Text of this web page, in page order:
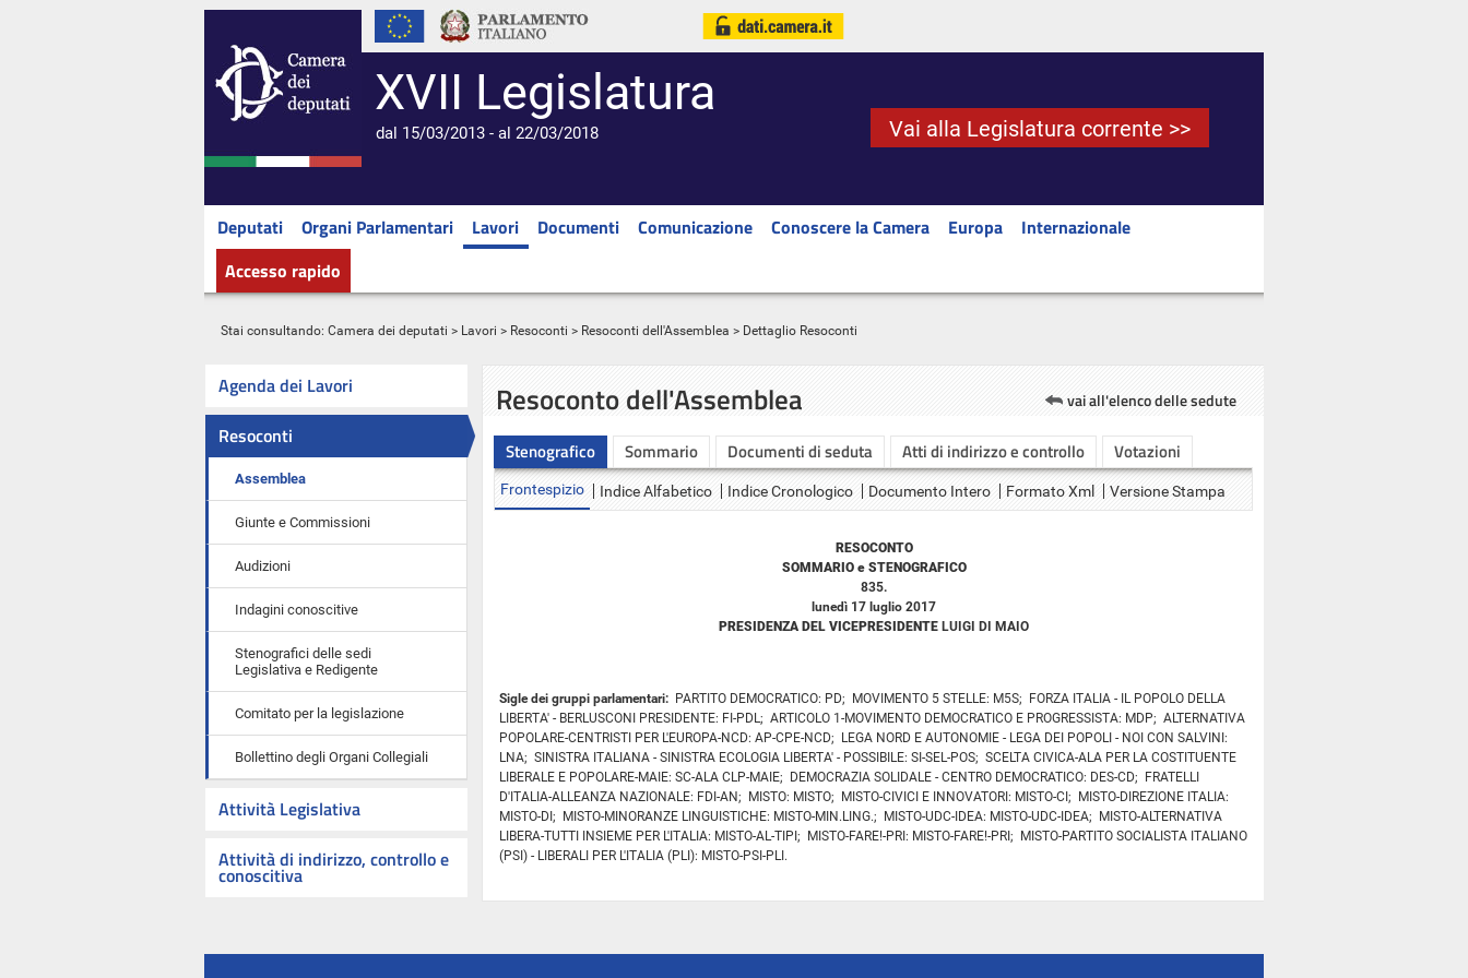
XVII Legislatura
dal 15/03/2013 - al 22/03/2018 Vai alla Legislatura corrente >>
Deputati Organi Parlamentari Lavori Documenti Comunicazione Conoscere la Camera Europa
Internazionale
Accesso rapido
Stai consultando: Camera dei deputati > Lavori > Resoconti > Resoconti dell'Assemblea > Dettaglio Resoconti
Agenda dei Lavori
Resoconti
Assemblea
Giunte e Commissioni
Audizioni
Indagini conoscitive
Stenografici delle sedi
Legislativa e Redigente
Comitato per la legislazione
Bollettino degli Organi Collegiali
Attività Legislativa
Attività di indirizzo, controllo e
conoscitiva
Resoconto dell'Assemblea vai all'elenco delle sedute
Stenografico Sommario Documenti di seduta Atti di indirizzo e controllo Votazioni
Frontespizio Indice Alfabetico Indice Cronologico Documento Intero Formato Xml Versione Stampa
RESOCONTO
SOMMARIO e STENOGRAFICO
835.
lunedì 17 luglio 2017
PRESIDENZA DEL VICEPRESIDENTE LUIGI DI MAIO
Sigle dei gruppi parlamentari: PARTITO DEMOCRATICO: PD; MOVIMENTO 5 STELLE: M5S; FORZA ITALIA - IL POPOLO DELLA
LIBERTA' - BERLUSCONI PRESIDENTE: FI-PDL; ARTICOLO 1-MOVIMENTO DEMOCRATICO E PROGRESSISTA: MDP; ALTERNATIVA
POPOLARE-CENTRISTI PER L'EUROPA-NCD: AP-CPE-NCD; LEGA NORD E AUTONOMIE - LEGA DEI POPOLI - NOI CON SALVINI:
LNA; SINISTRA ITALIANA - SINISTRA ECOLOGIA LIBERTA' - POSSIBILE: SI-SEL-POS; SCELTA CIVICA-ALA PER LA COSTITUENTE
LIBERALE E POPOLARE-MAIE: SC-ALA CLP-MAIE; DEMOCRAZIA SOLIDALE - CENTRO DEMOCRATICO: DES-CD; FRATELLI
D'ITALIA-ALLEANZA NAZIONALE: FDI-AN; MISTO: MISTO; MISTO-CIVICI E INNOVATORI: MISTO-CI; MISTO-DIREZIONE ITALIA:
MISTO-DI; MISTO-MINORANZE LINGUISTICHE: MISTO-MIN.LING.; MISTO-UDC-IDEA: MISTO-UDC-IDEA; MISTO-ALTERNATIVA
LIBERA-TUTTI INSIEME PER L'ITALIA: MISTO-AL-TIPI; MISTO-FARE!-PRI: MISTO-FARE!-PRI; MISTO-PARTITO SOCIALISTA ITALIANO
(PSI) - LIBERALI PER L'ITALIA (PLI): MISTO-PSI-PLI.